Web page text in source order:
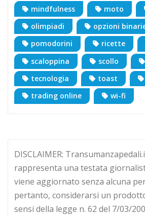
mindfulness
moto
olimpiadi
opzioni
pomodorini
ricette
scaloppina
scollo
tecnologia
toast
trading online
wi-fi
DISCLAIMER:
rappresenta una testata
viene aggiornato senza alcuna
pertanto, considerarsi un
sensi della legge n. 62 del 7/03/